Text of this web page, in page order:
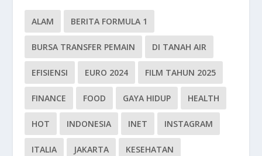
ALAM BERITA FORMULA 1
BURSA TRANSFER PEMAIN DI TANAH AIR
EFISIENSI EURO 2024 FILM TAHUN 2025
FINANCE FOOD GAYA HIDUP HEALTH
HOT INDONESIA INET INSTAGRAM
ITALIA JAKARTA KESEHATAN